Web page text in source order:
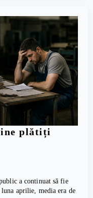
plătiți
a continuat să fie
aprilie, media era de